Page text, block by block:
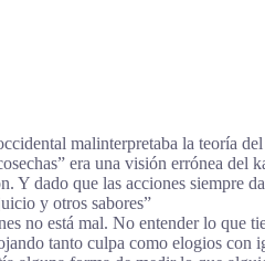
malinterpretaba la teoría
era una visión errónea
Y dado que las acciones siempre
y otros sabores”
no está mal. No entender lo
tanto culpa como elogios con